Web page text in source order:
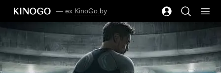
— ex KinoGo.by